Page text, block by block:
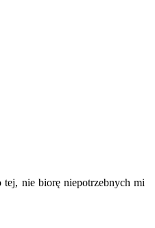
nie biorę niepotrzebnych mi